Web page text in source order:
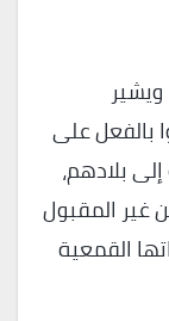
بالفعل على
بلادهم،
غير المقبول
القمعية